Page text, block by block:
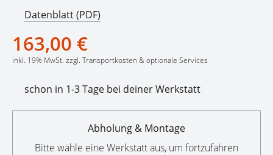
Datenblatt (PDF)
163,00 €
inkl. 19% MwSt. zzgl. Transportkosten & optionale Services
schon in 1-3 Tage bei deiner Werkstatt
Abholung & Montage
Bitte wähle eine Werkstatt aus, um fortzufahren